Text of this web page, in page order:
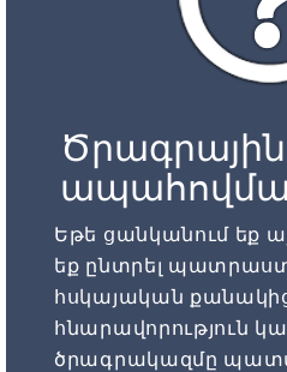
Ծրագրային
Եթե ցանկանում եք
եք ընտրել
հսկայական
հնարավորություն
ծրագրակազմը